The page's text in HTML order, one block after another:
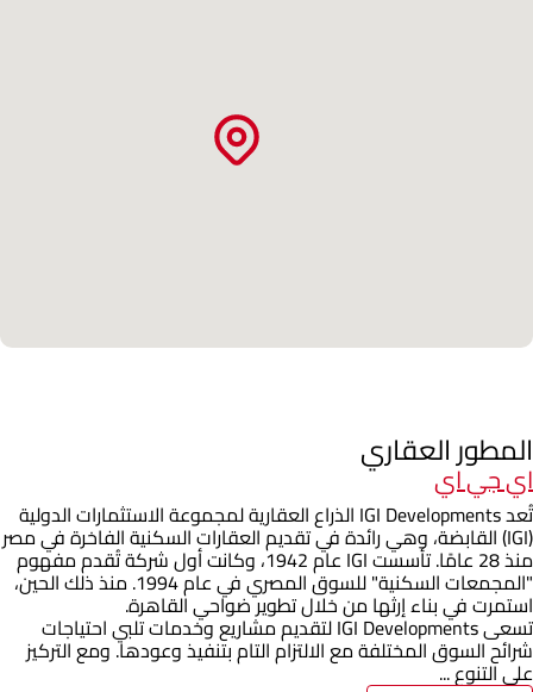
المطور العقاري
اي جي اي
تُعد IGI Developments الذراع العقارية لمجموعة الاستثمارات الدولية
(IGI) القابضة، وهي رائدة في تقديم العقارات السكنية الفاخرة في مصر
منذ 28 عامًا. تأسست IGI عام 1942، وكانت أول شركة تُقدم مفهوم
"المجمعات السكنية" للسوق المصري في عام 1994. منذ ذلك الحين،
استمرت في بناء إرثها من خلال تطوير ضواحي القاهرة.
تسعى IGI Developments لتقديم مشاريع وخدمات تلبي احتياجات
شرائح السوق المختلفة مع الالتزام التام بتنفيذ وعودها. ومع التركيز
على التنوع ...